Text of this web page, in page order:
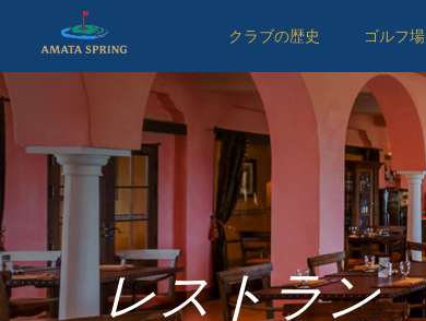
クラブの歴史 ゴルフ場
レストラン